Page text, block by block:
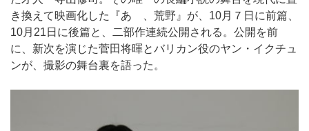
き換えて映画化した『あゝ、荒野』が、10月７日に前篇、
10月21日に後篇と、二部作連続公開される。公開を前
に、新次を演じた菅田将暉とバリカン役のヤン・イクチュ
ンが、撮影の舞台裏を語った。